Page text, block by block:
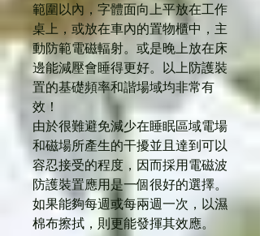
範圍以內，字體面向上平放在工作
桌上，或放在車內的置物櫃中，主
動防範電磁輻射。或是晚上放在床
邊能減壓會睡得更好。以上防護裝
置的基礎頻率和諧場域均非常有
效！
由於很難避免減少在睡眠區域電場
和磁場所產生的干擾並且達到可以
容忍接受的程度，因而採用電磁波
防護裝置應用是一個很好的選擇。
如果能夠每週或每兩週一次，以濕
棉布擦拭，則更能發揮其效應。